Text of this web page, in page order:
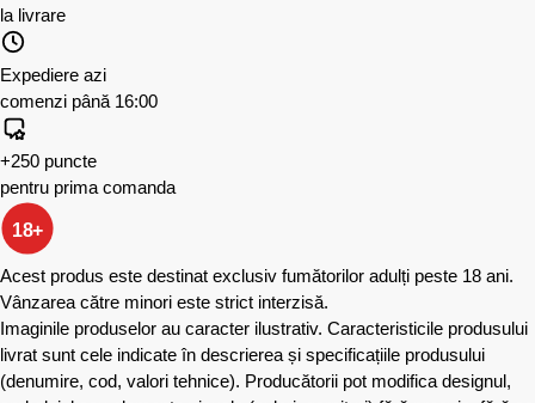
la livrare
Expediere azi
comenzi până 16:00
+250 puncte
pentru prima comanda
18+
Acest produs este destinat exclusiv fumătorilor adulți peste 18 ani.
Vânzarea către minori este strict interzisă.
Imaginile produselor au caracter ilustrativ. Caracteristicile produsului
livrat sunt cele indicate în descrierea și specificațiile produsului
(denumire, cod, valori tehnice). Producătorii pot modifica designul,